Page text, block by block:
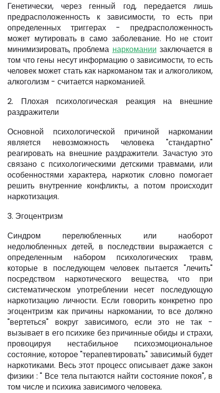
Генетически, через генный год, передается лишь
предрасположенность к зависимости, то есть при
определенных триггерах - предрасположенность
может мутировать в само заболевание. Но не стоит
минимизировать, проблема наркомании заключается в
том что гены несут информацию о зависимости, то есть
человек может стать как наркоманом так и алкоголиком,
алкоголизм - считается наркоманией.
2. Плохая психологическая реакция на внешние
раздражители
Основной психологической причиной наркомании
является невозможность человека "стандартно"
реагировать на внешние раздражители. Зачастую это
связано с психологическими детскими травмами, или
особенностями характера, наркотик словно помогает
решить внутренние конфликты, а потом происходит
наркотизация.
3. Эгоцентризм
Синдром перелюбленных или наоборот
недолюбленных детей, в последствии выражается с
определенным набором психологических травм,
которые в последующем человек пытается "лечить"
посредством наркотического вещества, что при
систематическом употреблении несет последующую
наркотизацию личности. Если говорить конкретно про
эгоцентризм как причины наркомании, то все должно
"вертеться" вокруг зависимого, если это не так -
вызывает в его психике без причинные обиды и страхи,
провоцируя нестабильное психоэмоциональное
состояние, которое "терапевтировать" зависимый будет
наркотиками. Весь этот процесс описывает даже закон
физики : " Все тела пытаются найти состояние покоя", в
том числе и психика зависимого человека.